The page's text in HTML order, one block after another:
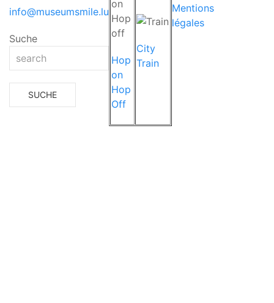
info@museumsmile.lu
Suche
Hop
on
Hop
Off
City
Train
Mentions
légales